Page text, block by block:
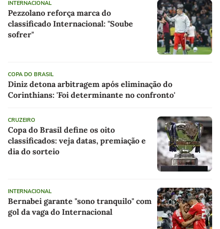
INTERNACIONAL
Pezzolano reforça marca do
classificado Internacional: "Soube
sofrer"
COPA DO BRASIL
Diniz detona arbitragem após eliminação do
Corinthians: 'Foi determinante no confronto'
CRUZEIRO
Copa do Brasil define os oito
classificados: veja datas, premiação e
dia do sorteio
INTERNACIONAL
Bernabei garante "sono tranquilo" com
gol da vaga do Internacional